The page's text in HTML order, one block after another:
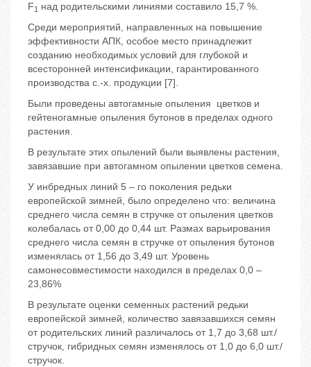
F1 над родительскими линиями составило 15,7 %.
Среди мероприятий, направленных на повышение
эффективности АПК, особое место принадлежит
созданию необходимых условий для глубокой и
всесторонней интенсификации, гарантированного
производства с.-х. продукции [7].
Были проведены автогамные опыления цветков и
гейтеногамные опыления бутонов в пределах одного
растения.
В результате этих опылений были выявлены растения,
завязавшие при автогамном опылении цветков семена.
У инбредных линий 5 – го поколения редьки
европейской зимней, было определено что: величина
среднего числа семян в стручке от опыления цветков
колебалась от 0,00 до 0,44 шт. Размах варьирования
среднего числа семян в стручке от опыления бутонов
изменялась от 1,56 до 3,49 шт. Уровень
самонесовместимости находился в пределах 0,0 –
23,86%
В результате оценки семенных растений редьки
европейской зимней, количество завязавшихся семян
от родительских линий различалось от 1,7 до 3,68 шт./
стручок, гибридных семян изменялось от 1,0 до 6,0 шт./
стручок.